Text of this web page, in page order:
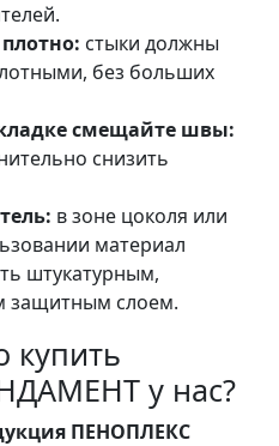
стыки должны
без больших
смещайте швы:
снизить
в зоне цоколя или
материал
штукатурным,
защитным слоем.
купить
у нас?
ПЕНОПЛЕКС